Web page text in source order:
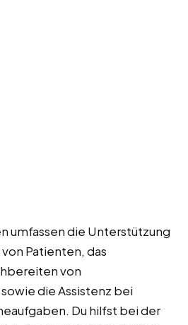
umfassen die Unterstützung
Patienten, das
von
die Assistenz bei
Du hilfst bei der